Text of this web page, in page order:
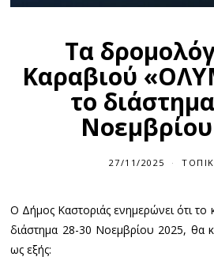
Τα
Καραβιού
το
27/11/2025
Ο Δήμος Καστοριάς ενημερώνει ότι
διάστημα 28-30 Νοεμβρίου 2025, θα
ως εξής: